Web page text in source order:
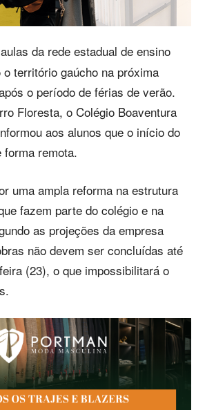
da rede estadual de ensino
território gaúcho na próxima
o período de férias de verão.
Floresta, o Colégio Boaventura
aos alunos que o início do
remota.
uma ampla reforma na estrutura
fazem parte do colégio e na
as projeções da empresa
não devem ser concluídas até
(23), o que impossibilitará o